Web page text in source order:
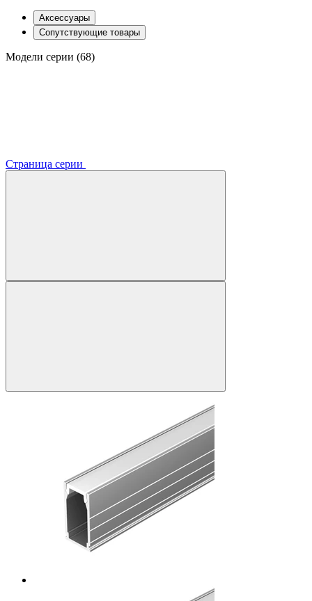
Аксессуары
Сопутствующие товары
Модели серии (68)
Страница серии